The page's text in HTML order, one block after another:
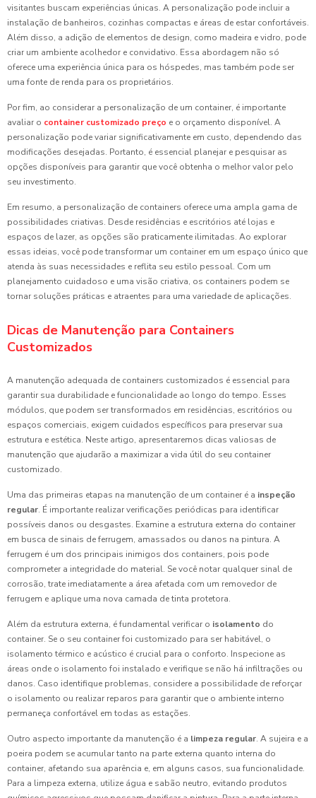
visitantes buscam experiências únicas. A personalização pode incluir a
instalação de banheiros, cozinhas compactas e áreas de estar confortáveis.
Além disso, a adição de elementos de design, como madeira e vidro, pode
criar um ambiente acolhedor e convidativo. Essa abordagem não só
oferece uma experiência única para os hóspedes, mas também pode ser
uma fonte de renda para os proprietários.
Por fim, ao considerar a personalização de um container, é importante
avaliar o container customizado preço e o orçamento disponível. A
personalização pode variar significativamente em custo, dependendo das
modificações desejadas. Portanto, é essencial planejar e pesquisar as
opções disponíveis para garantir que você obtenha o melhor valor pelo
seu investimento.
Em resumo, a personalização de containers oferece uma ampla gama de
possibilidades criativas. Desde residências e escritórios até lojas e
espaços de lazer, as opções são praticamente ilimitadas. Ao explorar
essas ideias, você pode transformar um container em um espaço único que
atenda às suas necessidades e reflita seu estilo pessoal. Com um
planejamento cuidadoso e uma visão criativa, os containers podem se
tornar soluções práticas e atraentes para uma variedade de aplicações.
Dicas de Manutenção para Containers
Customizados
A manutenção adequada de containers customizados é essencial para
garantir sua durabilidade e funcionalidade ao longo do tempo. Esses
módulos, que podem ser transformados em residências, escritórios ou
espaços comerciais, exigem cuidados específicos para preservar sua
estrutura e estética. Neste artigo, apresentaremos dicas valiosas de
manutenção que ajudarão a maximizar a vida útil do seu container
customizado.
Uma das primeiras etapas na manutenção de um container é a inspeção
regular. É importante realizar verificações periódicas para identificar
possíveis danos ou desgastes. Examine a estrutura externa do container
em busca de sinais de ferrugem, amassados ou danos na pintura. A
ferrugem é um dos principais inimigos dos containers, pois pode
comprometer a integridade do material. Se você notar qualquer sinal de
corrosão, trate imediatamente a área afetada com um removedor de
ferrugem e aplique uma nova camada de tinta protetora.
Além da estrutura externa, é fundamental verificar o isolamento do
container. Se o seu container foi customizado para ser habitável, o
isolamento térmico e acústico é crucial para o conforto. Inspecione as
áreas onde o isolamento foi instalado e verifique se não há infiltrações ou
danos. Caso identifique problemas, considere a possibilidade de reforçar
o isolamento ou realizar reparos para garantir que o ambiente interno
permaneça confortável em todas as estações.
Outro aspecto importante da manutenção é a limpeza regular. A sujeira e a
poeira podem se acumular tanto na parte externa quanto interna do
container, afetando sua aparência e, em alguns casos, sua funcionalidade.
Para a limpeza externa, utilize água e sabão neutro, evitando produtos